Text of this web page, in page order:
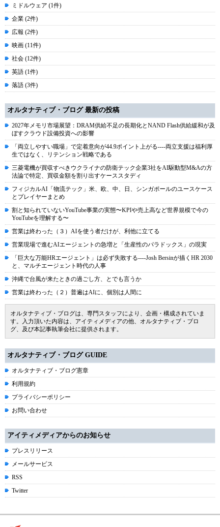
ミドルウェア (1件)
企業 (2件)
広報 (2件)
映画 (11件)
社会 (12件)
英語 (1件)
落語 (3件)
オルタナティブ・ブログ 最新の投稿
2027年メモリ市場展望：DRAM供給不足の長期化とNAND Flash供給緩和が及
ぼすクラウド設備投資への影響
「両立しやすい職場」で定着意向が44.9ポイント上がる----両立支援は福利厚
生ではなく、リテンション戦略である
三菱電機が買収すべきウクライナの防衛テック企業3社をAI駆動型M&Aの方
法論で特定、買収金額を割り出すケーススタディ
フィジカルAI「物流テック」米、欧、中、日、シンガポールのユースケース
とプレイヤーまとめ
割と知られていないYouTube事業の実態〜KPIや売上高など世界規模で今の
YouTubeを理解する〜
営業は終わった（３）AIを使う者だけが、利他に立てる
営業現場で進むAIエージェントの急増と「生産性のパラドックス」の現実
「巨大な万能HRエージェント」は必ず失敗する----Josh Bersinが描くHR 2030
と、マルチエージェント時代の人事
沖縄で台風が来たときの過ごし方、とでも言うか
営業は終わった（２）普遍はAIに、個別は人間に
オルタナティブ・ブログは、専門スタッフにより、企画・構成されていま
す。入力頂いた内容は、アイティメディアの他、オルタナティブ・ブロ
グ、及び本記事執筆会社に提供されます。
オルタナティブ・ブログ GUIDE
オルタナティブ・ブログ憲章
利用規約
プライバシーポリシー
お問い合わせ
アイティメディアからのお知らせ
プレスリリース
メールサービス
RSS
Twitter